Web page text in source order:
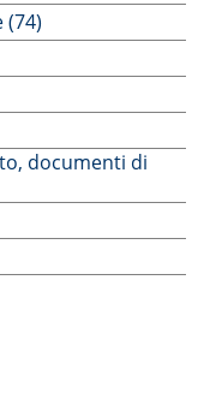
documenti di